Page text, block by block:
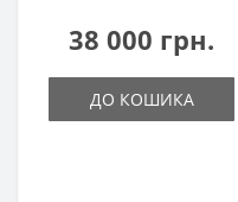
38 000 грн.
ДО КОШИКА